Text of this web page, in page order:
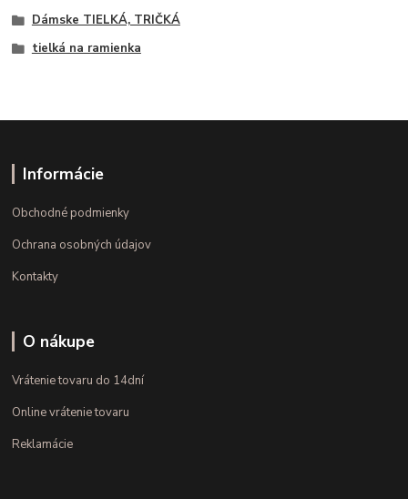
Dámske TIELKÁ, TRIČKÁ
tielká na ramienka
Informácie
Obchodné podmienky
Ochrana osobných údajov
Kontakty
O nákupe
Vrátenie tovaru do 14dní
Online vrátenie tovaru
Reklamácie